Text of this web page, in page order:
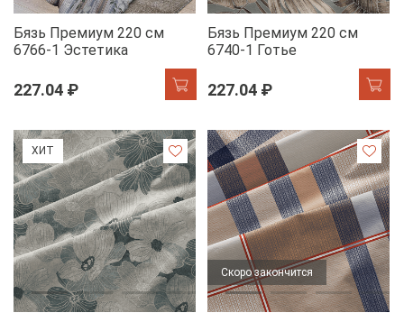
Бязь Премиум 220 см
6766-1 Эстетика
227.04 ₽
Бязь Премиум 220 см
6740-1 Готье
227.04 ₽
ХИТ
Скоро закончится